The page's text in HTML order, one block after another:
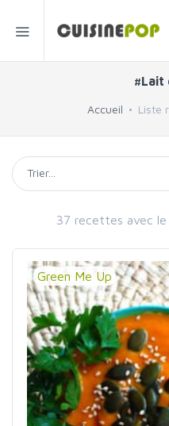
#Lait
Accueil Liste
37 recettes avec
Green Me Up